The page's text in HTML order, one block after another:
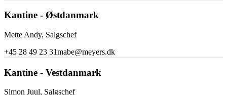
Kantine - Østdanmark
Mette Andy, Salgschef
+45 28 49 23 31mabe@meyers.dk
Kantine - Vestdanmark
Simon Juul, Salgschef